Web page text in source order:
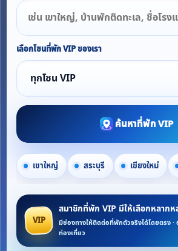
เลือกโซนที่พัก VIP ของเรา
ค้นหาที่พัก VIP
เขาใหญ่ สระบุรี เชียงใหม่
VIP
สมาชิกที่พัก VIP มีให้เลือกหลากห
มีช่องทางให้ติดต่อที่พักตัวจริงได้โดยตรง
ท่องเที่ยว